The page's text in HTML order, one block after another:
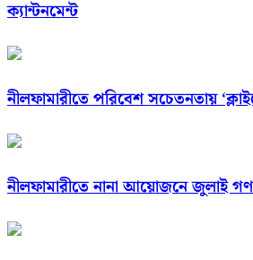
ক্যান্টনমেন্ট
নীলফামারীতে পরিবেশ সচেতনতায়
নীলফামারীতে নানা আয়োজনে জুলাই